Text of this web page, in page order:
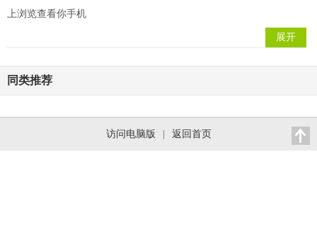
上浏览查看你手机
展开
同类推荐
访问电脑版 返回首页